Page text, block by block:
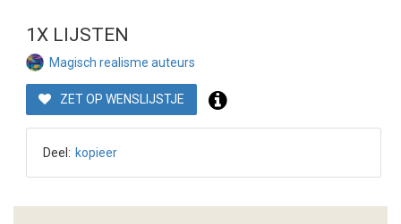
1X LIJSTEN
Magisch realisme auteurs
ZET OP WENSLIJSTJE
Deel: kopieer